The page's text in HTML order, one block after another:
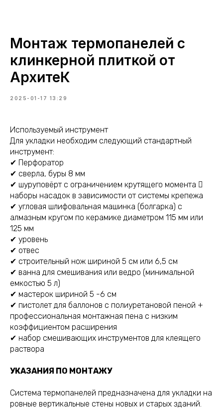
Монтаж термопанелей с
клинкерной плиткой от
АрхитеК
2025-01-17 13:29
Используемый инструмент
Для укладки необходим следующий стандартный
инструмент:
✔ Перфоратор
✔ сверла, буры 8 мм
✔ шуруповёрт с ограничением крутящего момента 
наборы насадок в зависимости от системы крепежа
✔ угловая шлифовальная машинка (болгарка) с
алмазным кругом по керамике диаметром 115 мм или
125 мм
✔ уровень
✔ отвес
✔ строительный нож шириной 5 см или 6,5 см
✔ ванна для смешивания или ведро (минимальной
емкостью 5 л)
✔ мастерок шириной 5 -6 см
✔ пистолет для баллонов с полиуретановой пеной +
профессиональная монтажная пена с низким
коэффициентом расширения
✔ набор смешивающих инструментов для клеящего
раствора
УКАЗАНИЯ ПО МОНТАЖУ
Система термопанелей предназначена для укладки на
ровные вертикальные стены новых и старых зданий.